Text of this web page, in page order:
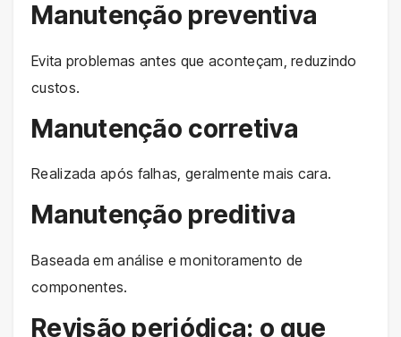
Manutenção preventiva
Evita problemas antes que aconteçam, reduzindo
custos.
Manutenção corretiva
Realizada após falhas, geralmente mais cara.
Manutenção preditiva
Baseada em análise e monitoramento de
componentes.
Revisão periódica: o que